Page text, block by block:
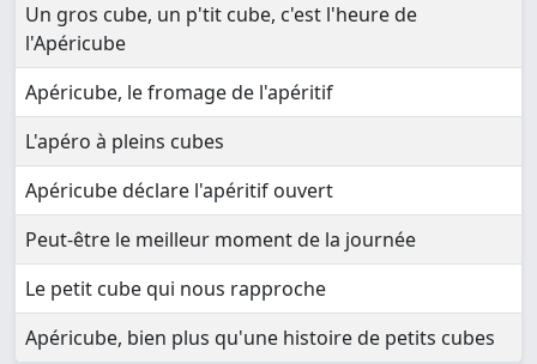
Un gros cube, un p'tit cube, c'est l'heure de
l'Apéricube
Apéricube, le fromage de l'apéritif
L'apéro à pleins cubes
Apéricube déclare l'apéritif ouvert
Peut-être le meilleur moment de la journée
Le petit cube qui nous rapproche
Apéricube, bien plus qu'une histoire de petits cubes